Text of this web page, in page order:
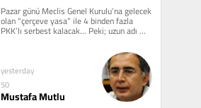
Pazar günü Meclis Genel Kurulu’na gelecek
olan “çerçeve yasa” ile 4 binden fazla
PKK’lı serbest kalacak... Peki; uzun adı
yesterday
50
Mustafa Mutlu